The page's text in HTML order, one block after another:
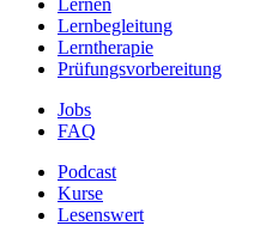
Lernen
Lernbegleitung
Lerntherapie
Prüfungsvorbereitung
Jobs
FAQ
Podcast
Kurse
Lesenswert